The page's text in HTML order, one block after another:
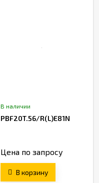
В наличии
PBF20T.56/R(L)Е81N
Цена по запросу
В корзину